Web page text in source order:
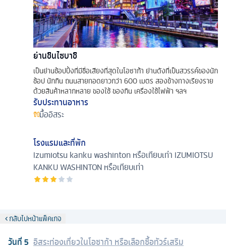
ย่านชินไซบาชิ
เป็นย่านช้อปปิ้งที่มีชื่อเสียงที่สุดในโอซาก้า ย่านดังที่เป็นสวรรค์ของนัก
ช้อป นักกิน ถนนสายทอดยาวกว่า 600 เมตร สองข้างทางเรียงราย
ด้วยสินค้าหลากหลาย ของใช้ ของกิน เครื่องใช้ไฟฟ้า ฯลฯ
รับประทานอาหาร
มื้ออิสระ
โรงแรมและที่พัก
Izumiotsu kanku washinton หรือเทียบเท่า IZUMIOTSU
KANKU WASHINTON หรือเทียบเท่า
กลับไปหน้าแพ็คเกจ
วันที่5 อิสระท่องเที่ยวในโอซาก้า หรือเลือกซื้อทัวร์เสริม